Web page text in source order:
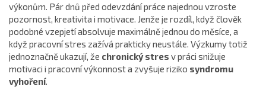
výkonům. Pár dnů před odevzdání práce najednou vzroste
pozornost, kreativita i motivace. Jenže je rozdíl, když člověk
podobné vzepjetí absolvuje maximálně jednou do měsíce, a
když pracovní stres zažívá prakticky neustále. Výzkumy totiž
jednoznačně ukazují, že chronický stres v práci snižuje
motivaci i pracovní výkonnost a zvyšuje riziko syndromu
vyhoření.